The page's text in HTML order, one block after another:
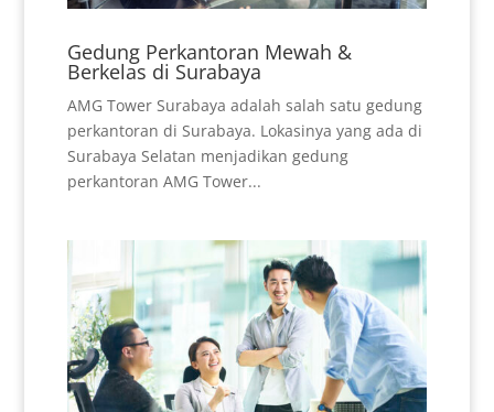
Gedung Perkantoran Mewah &
Berkelas di Surabaya
AMG Tower Surabaya adalah salah satu gedung
perkantoran di Surabaya. Lokasinya yang ada di
Surabaya Selatan menjadikan gedung
perkantoran AMG Tower...